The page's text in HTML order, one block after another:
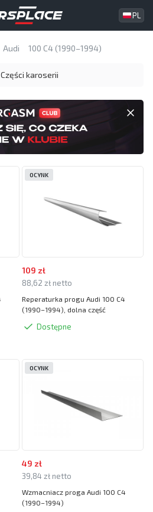
PL
Audi 100 C4 (1990–1994)
Części karoserii
109 zł
88,62 zł netto
Reperaturka progu Audi 100 C4
(1990–1994), dolna część
Dostępne
OCYNK
49 zł
39,84 zł netto
Wzmacniacz proga Audi 100 C4
(1990–1994)
OCYNK